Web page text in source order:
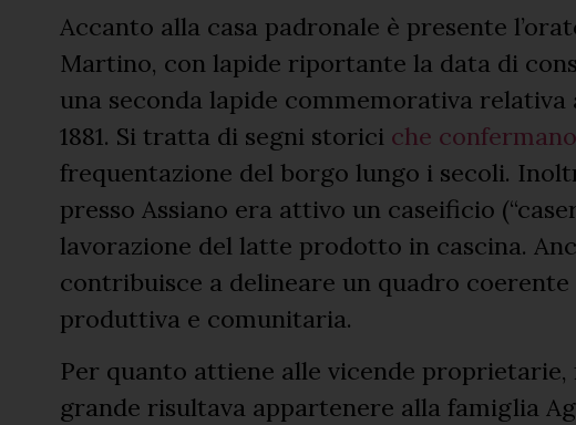
Accanto alla casa padronale è presente
Martino, con lapide riportante la data di
una seconda lapide commemorativa relativa
1881. Si tratta di segni storici che
frequentazione del borgo lungo i secoli.
presso Assiano era attivo un caseificio
lavorazione del latte prodotto in cascina.
contribuisce a delineare un quadro
produttiva e comunitaria.
Per quanto attiene alle vicende proprietarie,
grande risultava appartenere alla famiglia